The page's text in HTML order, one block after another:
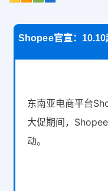
Shopee官宣：10.10
东南亚电商平台
大促期间，
动。